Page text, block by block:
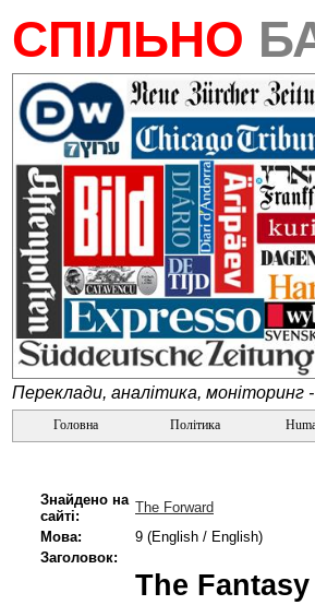
СПІЛЬНО
Переклади, аналітика, моніторинг
Головна Політика
Знайдено на
сайті:
The Forward
Мова:
9 (English / English)
Заголовок:
The